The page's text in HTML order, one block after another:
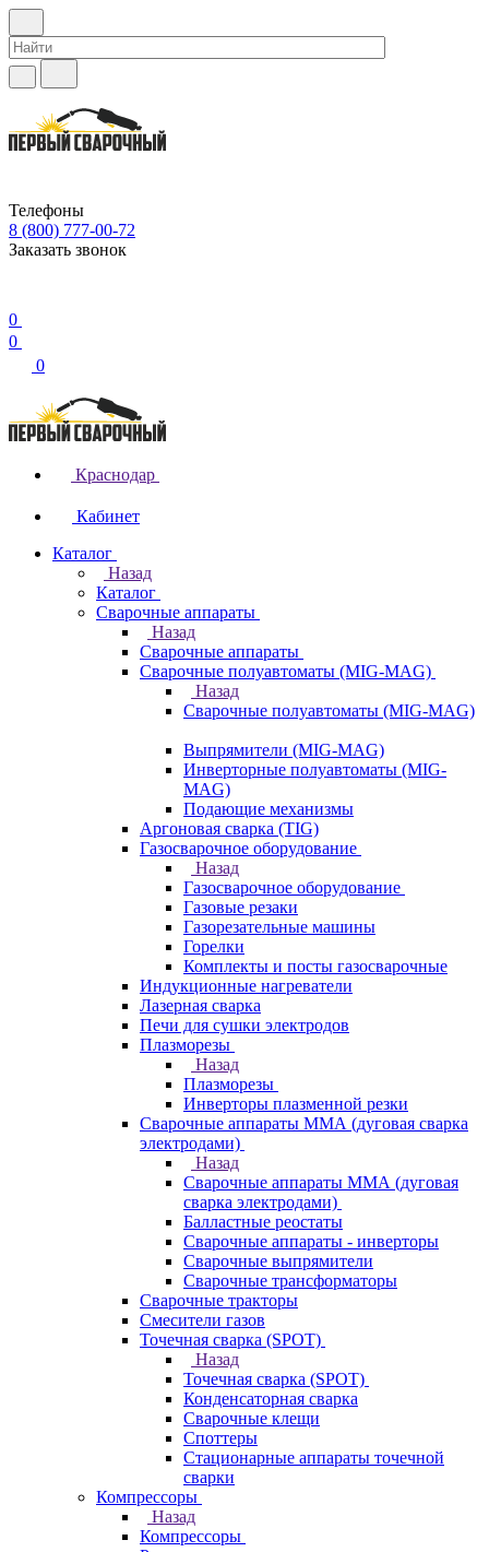
Телефоны
8 (800) 777-00-72
Заказать звонок
0
0
0
Краснодар
Кабинет
Каталог
Назад
Каталог
Сварочные аппараты
Назад
Сварочные аппараты
Сварочные полуавтоматы (MIG-MAG)
Назад
Сварочные полуавтоматы (MIG-MAG)
Выпрямители (MIG-MAG)
Инверторные полуавтоматы (MIG-
MAG)
Подающие механизмы
Аргоновая сварка (TIG)
Газосварочное оборудование
Назад
Газосварочное оборудование
Газовые резаки
Газорезательные машины
Горелки
Комплекты и посты газосварочные
Индукционные нагреватели
Лазерная сварка
Печи для сушки электродов
Плазморезы
Назад
Плазморезы
Инверторы плазменной резки
Сварочные аппараты ММА (дуговая сварка
электродами)
Назад
Сварочные аппараты ММА (дуговая
сварка электродами)
Балластные реостаты
Сварочные аппараты - инверторы
Сварочные выпрямители
Сварочные трансформаторы
Сварочные тракторы
Смесители газов
Точечная сварка (SPOT)
Назад
Точечная сварка (SPOT)
Конденсаторная сварка
Сварочные клещи
Споттеры
Стационарные аппараты точечной
сварки
Компрессоры
Назад
Компрессоры